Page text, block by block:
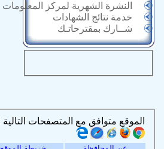
النشرة الشهرية لمركز المعلومات
خدمة نتائج الشهادات
شــارك بمقترحاتـك
الموقع متوافق مع المتصفحات التالية :